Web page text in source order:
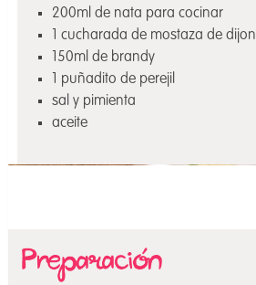
200ml de nata para cocinar
1 cucharada de mostaza de dijon
150ml de brandy
1 puñadito de perejil
sal y pimienta
aceite